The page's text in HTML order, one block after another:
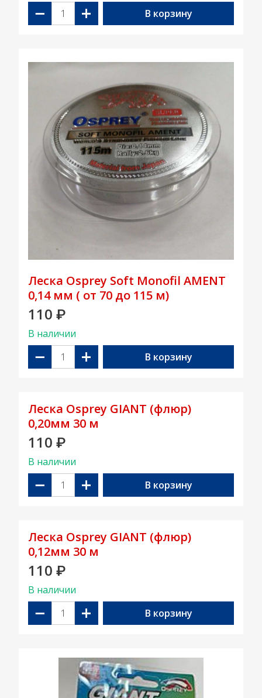
− + В корзину
Леска Osprey Soft Monofil AMENT
0,14 мм ( от 70 до 115 м)
110 ₽
В наличии
− + В корзину
Леска Osprey GIANT (флюр)
0,20мм 30 м
110 ₽
В наличии
− + В корзину
Леска Osprey GIANT (флюр)
0,12мм 30 м
110 ₽
В наличии
− + В корзину